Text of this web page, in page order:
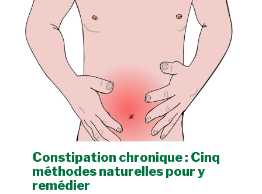
Constipation chronique : Cinq
méthodes naturelles pour y
remédier